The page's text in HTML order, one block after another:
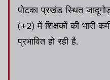
पोटका प्रखंड स्थित
(+2) में शिक्षकों की भारी
प्रभावित हो रही है.